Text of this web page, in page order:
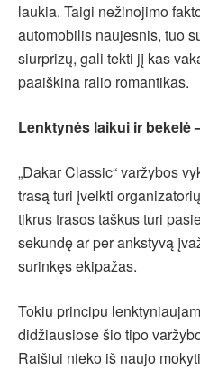
laukia. Taigi nežinojimo
automobilis naujesnis, tuo
siurprizų, gali tekti jį kas
paaiškina ralio romantikas.
Lenktynės laikui ir bekelė
„Dakar Classic“ varžybos
trasą turi įveikti
tikrus trasos taškus turi
sekundę ar per ankstyvą
surinkęs ekipažas.
Tokiu principu
didžiausiose šio tipo
Raišiui nieko iš naujo